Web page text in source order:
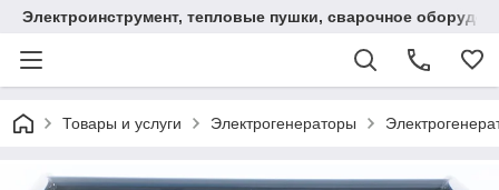
Электроинструмент, тепловые пушки, сварочное
Товары и услуги Электрогенераторы